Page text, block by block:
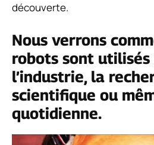
découverte.
Nous verrons
robots sont utilisés
l’industrie, la
scientifique ou
quotidienne.